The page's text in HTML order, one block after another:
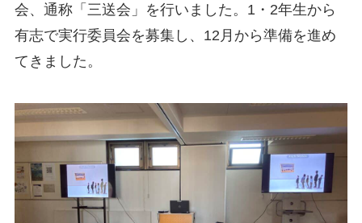
会、通称「三送会」を行いました。1・2年生から
有志で実行委員会を募集し、12月から準備を進め
てきました。